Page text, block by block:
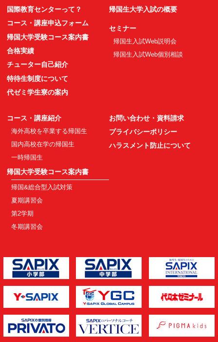
国際教育センターって？
コース・講座申込フォーム
帰国大学受験コース案内書
合格実績
チューター自己紹介
特待生制度について
代ゼミ学生寮の案内
コース・講座紹介
海外高校を卒業する帰国生
国内高校在学の帰国生
一時帰国生
帰国大学受験コース案内書
帰国&総合型入試対策
夏期講習会
第2学期
冬期講習会
帰国生大学入試の概要
セミナー
帰国生入試Web説明会
帰国生入試Web個別相談
お問い合わせ・資料請求
プライバシーポリシー
ハラスメント防止について